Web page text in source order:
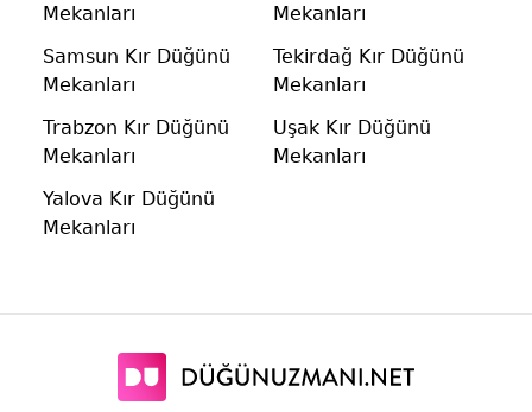
Mekanları
Mekanları
Samsun Kır Düğünü
Mekanları
Tekirdağ Kır Düğünü
Mekanları
Trabzon Kır Düğünü
Mekanları
Uşak Kır Düğünü
Mekanları
Yalova Kır Düğünü
Mekanları